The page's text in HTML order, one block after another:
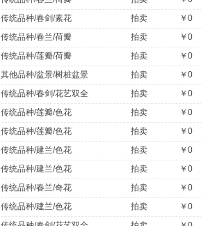
传统品种/春剑/素花 拍卖 ￥0
传统品种/春兰/荷瓣 拍卖 ￥0
传统品种/莲瓣/荷瓣 拍卖 ￥0
其他品种/盆景/树桩盆景 拍卖 ￥0
传统品种/春剑/花艺双全 拍卖 ￥0
传统品种/莲瓣/色花 拍卖 ￥0
传统品种/莲瓣/色花 拍卖 ￥0
传统品种/建兰/色花 拍卖 ￥0
传统品种/建兰/色花 拍卖 ￥0
传统品种/春兰/奇花 拍卖 ￥0
传统品种/建兰/色花 拍卖 ￥0